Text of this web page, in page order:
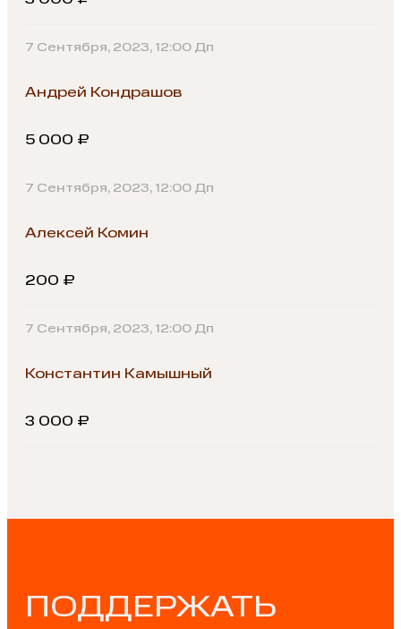
7 Сентября, 2023, 12:00 Дп
Андрей Кондрашов
5 000 ₽
7 Сентября, 2023, 12:00 Дп
Алексей Комин
200 ₽
7 Сентября, 2023, 12:00 Дп
Константин Камышный
3 000 ₽
ПОДДЕРЖАТЬ